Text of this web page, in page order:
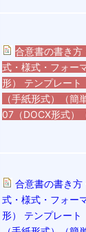
合意書の書き方
式・様式・フォー
形） テンプレート
（手紙形式）（簡
07（DOCX形式）
合意書の書き方
式・様式・フォー
形） テンプレート